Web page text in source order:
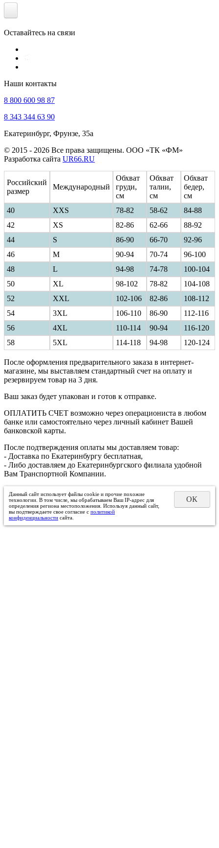
Оставайтесь на связи
Наши контакты
8 800 600 98 87
8 343 344 63 90
Екатеринбург, Фрунзе, 35а
© 2015 - 2026 Все права защищены. ООО «ТК «ФМ»
Разработка сайта UR66.RU
Российский
размер
Международный
Обхват
груди,
см
Обхват
талии,
см
Обхват
бедер,
см
40
ХXS 78-82 58-62
84-88
42
XS 82-86 62-66
88-92
44
S 86-90 66-70
92-96
46
M 90-94 70-74
96-100
48
L 94-98 74-78
100-104
50
XL 98-102 78-82
104-108
52
XXL 102-106 82-86
108-112
54
3XL 106-110 86-90
112-116
56
4XL 110-114 90-94
116-120
58
5XL 114-118 94-98 120-124
После оформления предварительного заказа в интернет-
магазине, мы выставляем стандартный счет на оплату и
резервируем товар на 3 дня.
Ваш заказ будет упакован и готов к отправке.
ОПЛАТИТЬ СЧЕТ возможно через операциониста в любом
банке или самостоятельно через личный кабинет Вашей
банковской карты.
После подтверждения оплаты мы доставляем товар:
- Доставка по Екатеринбургу бесплатная,
- Либо доставляем до Екатеринбургского филиала удобной
Вам Транспортной Компании.
Данный сайт использует файлы cookie и прочие похожие
технологии. В том числе, мы обрабатываем Ваш IP-адрес для
определения региона местоположения. Используя данный сайт,
вы подтверждаете свое согласие с политикой
конфиденциальности сайта.
ОК